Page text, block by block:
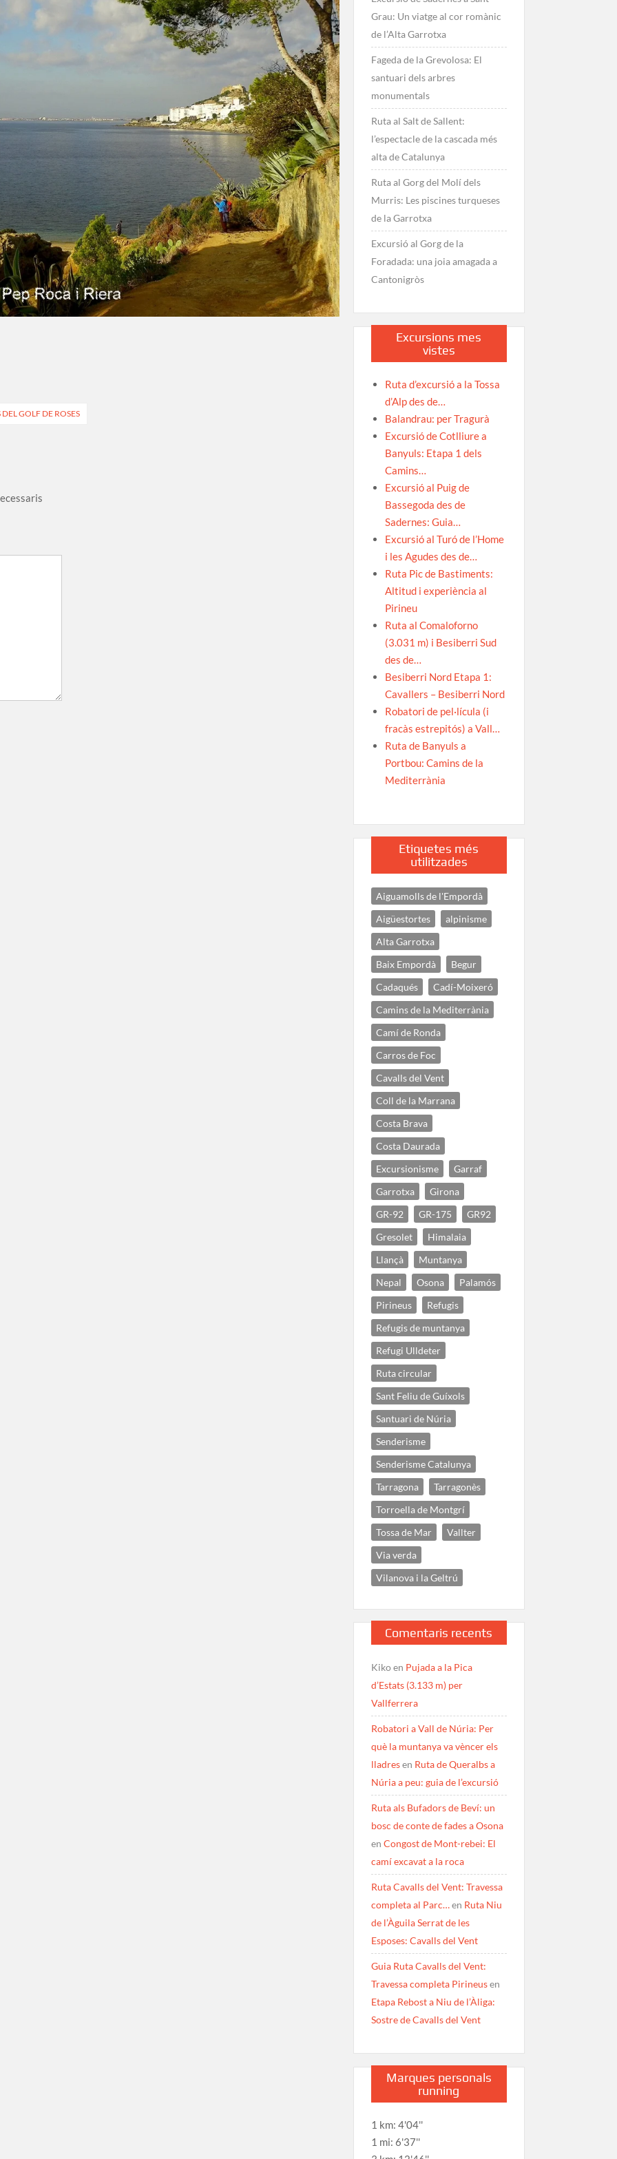
GOLF DE ROSES
Grau: Un viatge al cor romànic
de l’Alta Garrotxa
Fageda de la Grevolosa: El
santuari dels arbres
monumentals
Ruta al Salt de Sallent:
l’espectacle de la cascada més
alta de Catalunya
Ruta al Gorg del Molí dels
Murris: Les piscines turqueses
de la Garrotxa
Excursió al Gorg de la
Foradada: una joia amagada a
Cantonigròs
Excursions mes
vistes
Ruta d’excursió a la Tossa
d’Alp des de…
Balandrau: per Tragurà
Excursió de Cotlliure a
Banyuls: Etapa 1 dels
Camins…
Excursió al Puig de
Bassegoda des de
Sadernes: Guia…
Excursió al Turó de l’Home
i les Agudes des de…
Ruta Pic de Bastiments:
Altitud i experiència al
Pirineu
Ruta al Comaloforno
(3.031 m) i Besiberri Sud
des de…
Besiberri Nord Etapa 1:
Cavallers – Besiberri Nord
Robatori de pel·lícula (i
fracàs estrepitós) a Vall…
Ruta de Banyuls a
Portbou: Camins de la
Mediterrània
Etiquetes més
utilitzades
Aiguamolls de l'Empordà
Aigüestortes
alpinisme
Alta Garrotxa
Baix Empordà
Begur
Cadaqués
Cadí-Moixeró
Camins de la Mediterrània
Camí de Ronda
Carros de Foc
Cavalls del Vent
Coll de la Marrana
Costa Brava
Costa Daurada
Excursionisme
Garraf
Garrotxa
Girona
GR-92
GR-175
GR92
Gresolet
Himalaia
Llançà
Muntanya
Nepal
Osona
Palamós
Pirineus
Refugis
Refugis de muntanya
Refugi Ulldeter
Ruta circular
Sant Feliu de Guíxols
Santuari de Núria
Senderisme
Senderisme Catalunya
Tarragona
Tarragonès
Torroella de Montgrí
Tossa de Mar
Vallter
Via verda
Vilanova i la Geltrú
Comentaris recents
Kikoen Pujada a la Pica
d’Estats (3.133 m) per
Vallferrera
Robatori a Vall de Núria: Per
què la muntanya va vèncer els
lladresen Ruta de Queralbs a
Núria a peu: guia de l’excursió
Ruta als Bufadors de Beví: un
bosc de conte de fades a Osona
en Congost de Mont-rebei: El
camí excavat a la roca
Ruta Cavalls del Vent: Travessa
completa al Parc…en Ruta Niu
de l’Àguila Serrat de les
Esposes: Cavalls del Vent
Guia Ruta Cavalls del Vent:
Travessa completa Pirineusen
Etapa Rebost a Niu de l’Àliga:
Sostre de Cavalls del Vent
Marques personals
running
1 km: 4'04''
1 mi: 6'37''